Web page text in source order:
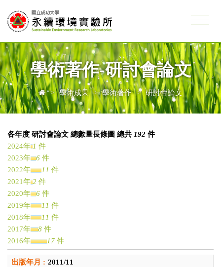
學術著作-研討會論文
> 學術成果 > 學術著作 > 研討會論文
各年度 研討會論文 總數量長條圖 總共 192 件
2024年 1 件
2023年
6 件
2022年
11 件
2021年 2件
2020年
6 件
2019年
11 件
2018年
11 件
2017年
8件
2016年
17 件
2015年
12件
2014年
11件
2011/11